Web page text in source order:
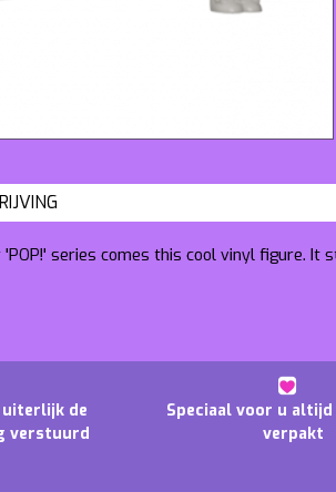
series comes this cool vinyl figure. It
uiterlijk de
verstuurd
Speciaal voor u
verpakt